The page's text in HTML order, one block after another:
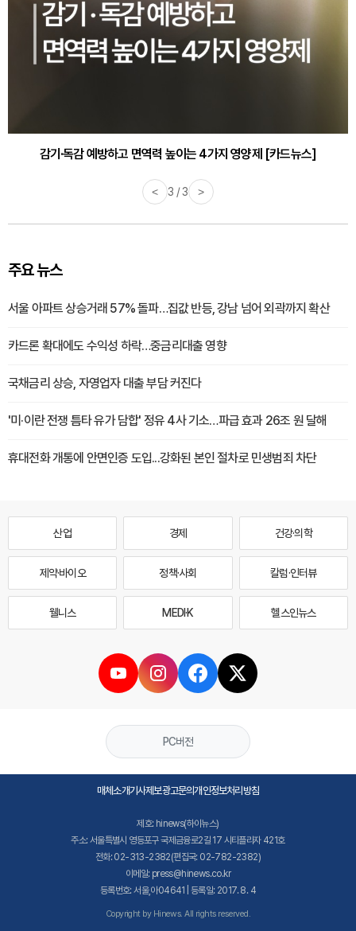
감기·독감 예방하고 면역력 높이는 4가지 영양제 [카드뉴스]
< 3 / 3 >
주요 뉴스
서울 아파트 상승거래 57% 돌파…집값 반등, 강남 넘어 외곽까지 확산
카드론 확대에도 수익성 하락…중금리대출 영향
국채금리 상승, 자영업자 대출 부담 커진다
'미·이란 전쟁 틈타 유가 담합' 정유 4사 기소…파급 효과 26조 원 달해
휴대전화 개통에 안면인증 도입...강화된 본인 절차로 민생범죄 차단
산업 경제 건강·의학
제약·바이오 정책·사회 칼럼·인터뷰
웰니스 MEDI·K 헬스인뉴스
PC버전
매체소개기사제보광고문의개인정보처리방침
제호: hinews(하이뉴스)
주소: 서울특별시 영등포구 국제금융로2길 17 시티플라자 421호
전화: 02-313-2382(편집국: 02-782-2382)
이메일: press@hinews.co.kr
등록번호: 서울,아04641 | 등록일: 2017. 8. 4
Copyright by Hinews. All rights reserved.